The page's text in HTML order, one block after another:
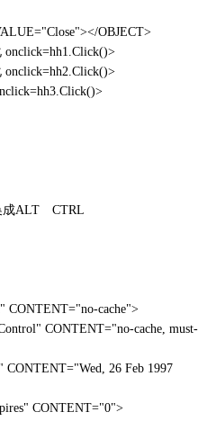
OBJECT>
onclick=hh1.Click()>
onclick=hh2.Click()>
成ALT CTRL
CONTENT="no-cache">
CONTENT="no-cache, must-
26 Feb 1997
CONTENT="0">